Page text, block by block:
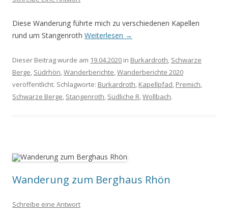
Diese Wanderung führte mich zu verschiedenen Kapellen
rund um Stangenroth Weiterlesen →
Dieser Beitrag wurde am 19.04.2020 in Burkardroth, Schwarze
Berge, Südrhön,Wanderberichte,Wanderberichte 2020
veröffentlicht. Schlagworte: Burkardroth, Kapellpfad, Premich,
Schwarze Berge, Stangenroth, Südliche R,Wollbach.
Wanderung zum Berghaus Rhön
Schreibe eine Antwort